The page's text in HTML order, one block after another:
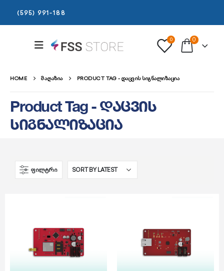
(595) 991-188
0 0
HOME ᲛᲐᲦᲐᲖᲘᲐ PRODUCT TAG - ᲓᲐᲪᲕᲘᲡ ᲡᲘᲒᲜᲐᲚᲘᲖᲐᲪᲘᲐ
Product Tag - დაცვის
სიგნალიზაცია
ᲤᲘᲚᲢᲠᲘ